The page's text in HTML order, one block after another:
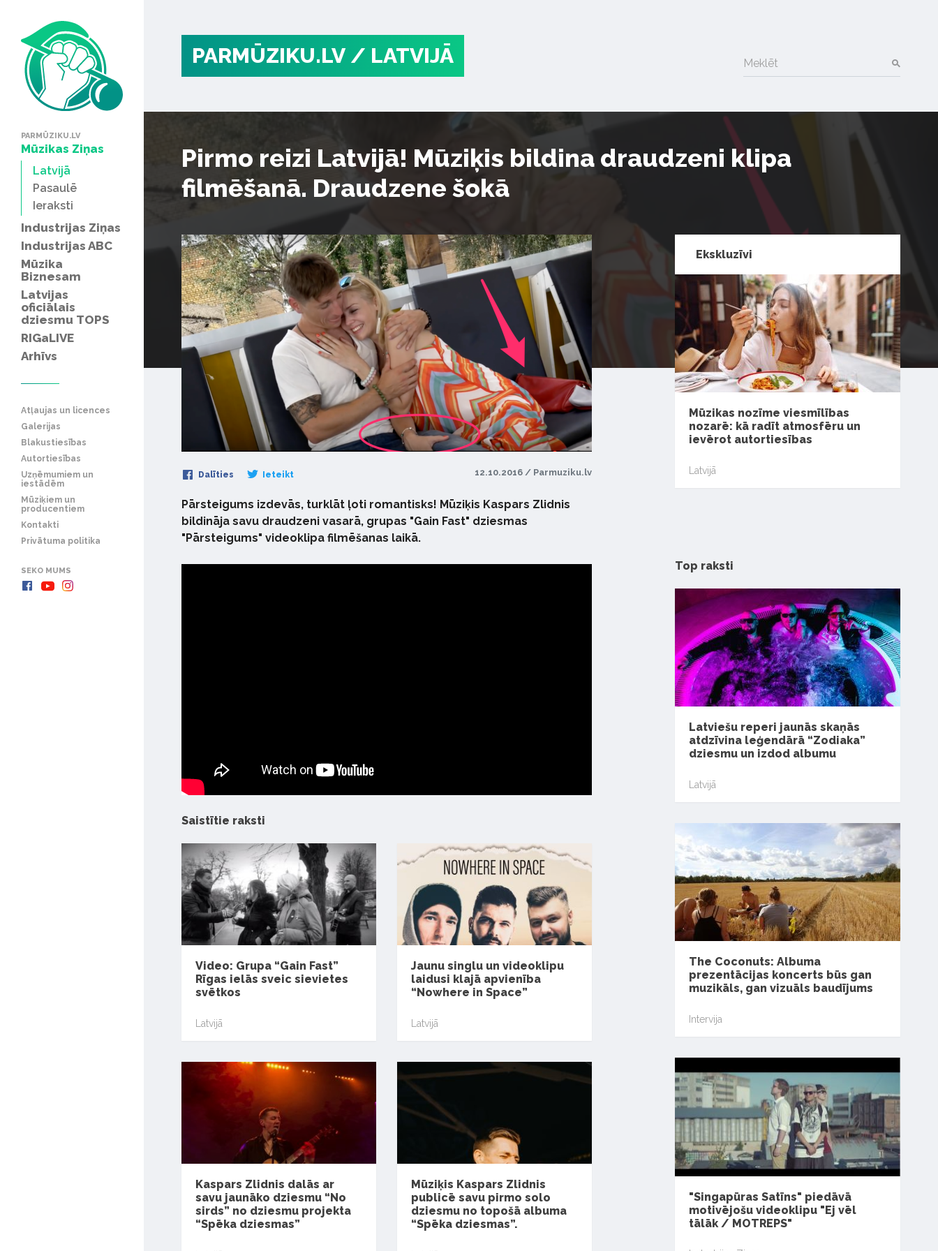
PARMŪZIKU.LV
Mūzikas Ziņas
Latvijā
Pasaulē
Ieraksti
Industrijas Ziņas
Industrijas ABC
Mūzika
Biznesam
Latvijas
oficiālais
dziesmu TOPS
RIGaLIVE
Arhīvs
Atļaujas un licences
Galerijas
Blakustiesības
Autortiesības
Uzņēmumiem un
iestādēm
Mūziķiem un
producentiem
Kontakti
Privātuma politika
SEKO MUMS
PARMŪZIKU.LV / LATVIJĀ Meklēt
Pirmo reizi Latvijā! Mūziķis bildina draudzeni klipa
filmēšanā. Draudzene šokā
Dalīties Ieteikt 12.10.2016 / Parmuziku.lv
Pārsteigums izdevās, turklāt ļoti romantisks! Mūziķis Kaspars Zlidnis
bildināja savu draudzeni vasarā, grupas "Gain Fast" dziesmas
"Pārsteigums" videoklipa filmēšanas laikā.
Saistītie raksti
Video: Grupa “Gain Fast”
Rīgas ielās sveic sievietes
svētkos
Latvijā
Jaunu singlu un videoklipu
laidusi klajā apvienība
“Nowhere in Space”
Latvijā
Kaspars Zlidnis dalās ar
savu jaunāko dziesmu “No
sirds” no dziesmu projekta
“Spēka dziesmas”
Mūziķis Kaspars Zlidnis
publicē savu pirmo solo
dziesmu no topošā albuma
“Spēka dziesmas”.
Ekskluzīvi
Mūzikas nozīme viesmīlības
nozarē: kā radīt atmosfēru un
ievērot autortiesības
Latvijā
Top raksti
Latviešu reperi jaunās skaņās
atdzīvina leģendārā “Zodiaka”
dziesmu un izdod albumu
Latvijā
The Coconuts: Albuma
prezentācijas koncerts būs gan
muzikāls, gan vizuāls baudījums
Intervija
"Singapūras Satīns" piedāvā
motivējošu videoklipu "Ej vēl
tālāk / MOTREPS"